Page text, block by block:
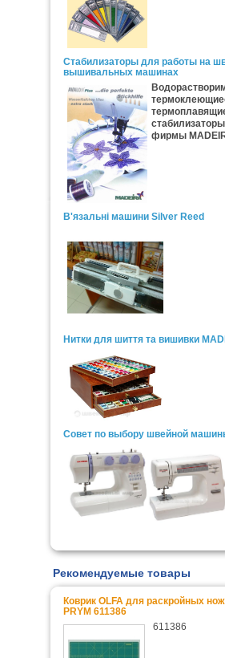
Стабилизаторы для работы на
вышивальных машинах
фирмы
В'язальні машини Silver Reed
Нитки для шиття та вишивки
Совет по выбору швейной
Рекомендуемые товары
Коврик OLFA для раскройных
PRYM 611386
611386